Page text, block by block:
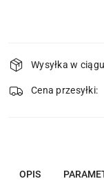
i
dostawa
Wysyłka w
Cena przesyłki:
OPIS